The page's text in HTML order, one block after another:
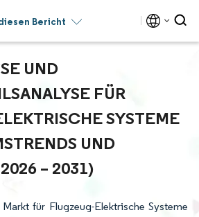
Bericht
UND M
FÜR F
SYSTEME –
UND P
– 2031)
für Flugzeug-Elektrische Systeme